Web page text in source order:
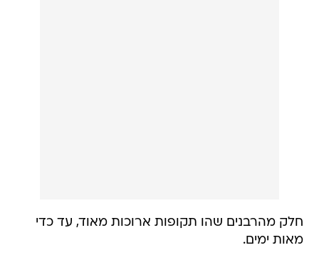
חלק מהרבנים שהו תקופות ארוכות מאוד, עד כדי
מאות ימים.